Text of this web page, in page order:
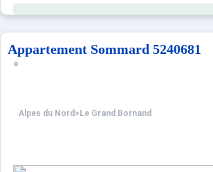
Appartement Sommard 5240681
Alpes du Nord > Le Grand Bornand